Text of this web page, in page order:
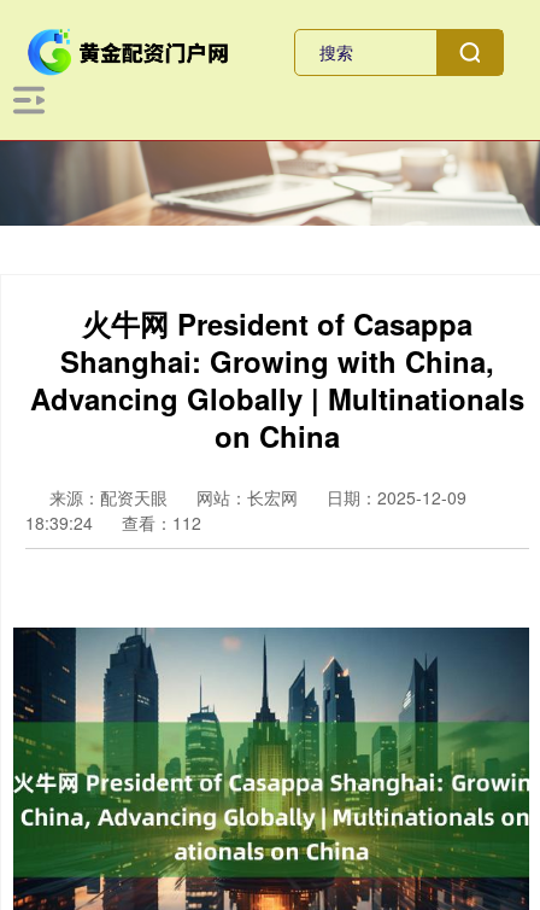
火牛网 President of Casappa
Shanghai: Growing with China,
Advancing Globally | Multinationals
on China
来源：配资天眼 网站：长宏网
日期：2025-12-09
18:39:24
查看：112